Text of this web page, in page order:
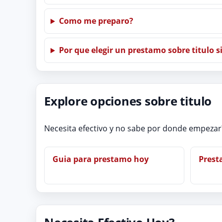
Como me preparo?
Por que elegir un prestamo sobre titulo
Explore opciones sobre titulo
Necesita efectivo y no sabe por donde
Guia para prestamo hoy